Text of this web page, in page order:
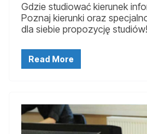
Gdzie studiować kierunek
Poznaj kierunki oraz
dla siebie propozycję studiów!
Read More